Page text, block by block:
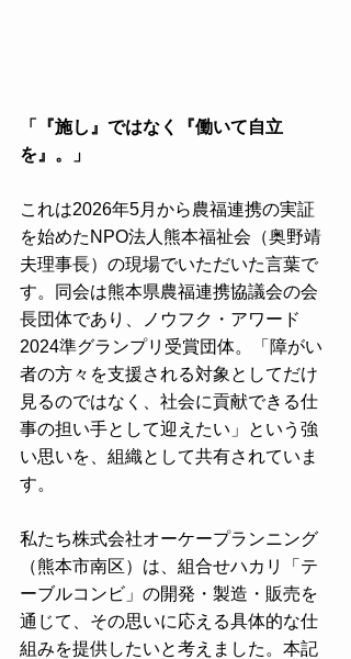
「『施し』ではなく『働いて自立
を』。」
これは2026年5月から農福連携の実証
を始めたNPO法人熊本福祉会（奥野靖
夫理事長）の現場でいただいた言葉で
す。同会は熊本県農福連携協議会の会
長団体であり、ノウフク・アワード
2024準グランプリ受賞団体。「障がい
者の方々を支援される対象としてだけ
見るのではなく、社会に貢献できる仕
事の担い手として迎えたい」という強
い思いを、組織として共有されていま
す。
私たち株式会社オーケープランニング
（熊本市南区）は、組合せハカリ「テ
ーブルコンビ」の開発・製造・販売を
通じて、その思いに応える具体的な仕
組みを提供したいと考えました。本記